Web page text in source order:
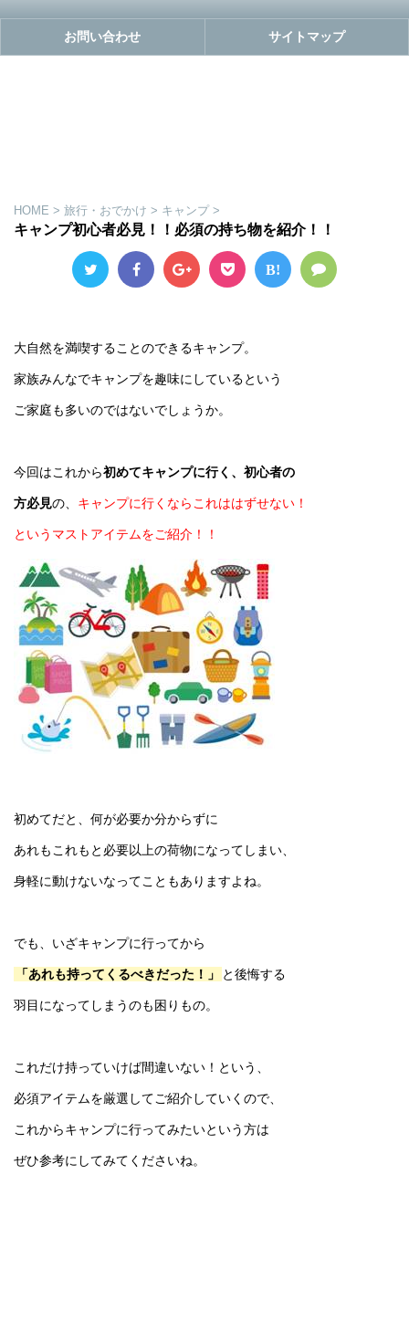
お問い合わせ サイトマップ
HOME > 旅行・おでかけ > キャンプ >
キャンプ初心者必見！！必須の持ち物を紹介！！
B!
大自然を満喫することのできるキャンプ。
家族みんなでキャンプを趣味にしているという
ご家庭も多いのではないでしょうか。
今回はこれから初めてキャンプに行く、初心者の
方必見の、 キャンプに行くならこれははずせない！
というマストアイテムをご紹介！！
初めてだと、何が必要か分からずに
あれもこれもと必要以上の荷物になってしまい、
身軽に動けないなってこともありますよね。
でも、いざキャンプに行ってから
「あれも持ってくるべきだった！」 と後悔する
羽目になってしまうのも困りもの。
これだけ持っていけば間違いない！という、
必須アイテムを厳選してご紹介していくので、
これからキャンプに行ってみたいという方は
ぜひ参考にしてみてくださいね。